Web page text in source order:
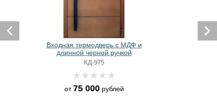
Входная термодверь с МДФ и
длинной черной ручкой
КД-975
от75 000рублей